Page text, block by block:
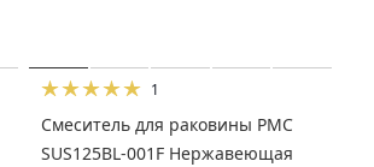
1
Смеситель для раковины РМС
SUS125BL-001F Нержавеющая